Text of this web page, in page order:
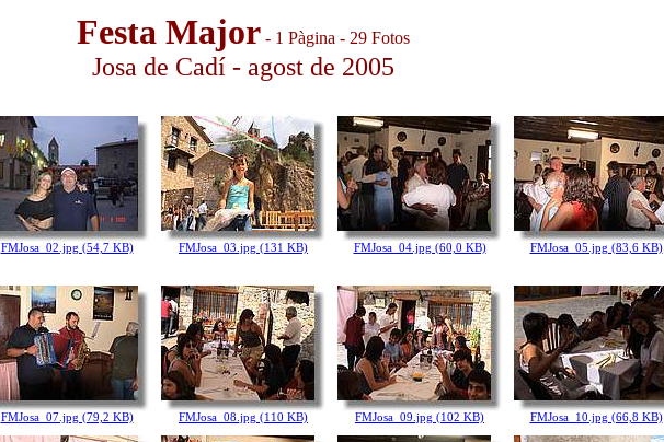
Festa Major - 1 Pàgina - 29 Fotos
Josa de Cadí - agost de 2005
FMJosa_02.jpg (54,7 KB) FMJosa_03.jpg (131 KB) FMJosa_04.jpg (60,0 KB) FMJosa_05.jpg (83,6 KB)
FMJosa_07.jpg (79,2 KB) FMJosa_08.jpg (110 KB) FMJosa_09.jpg (102 KB) FMJosa_10.jpg (66,8 KB)